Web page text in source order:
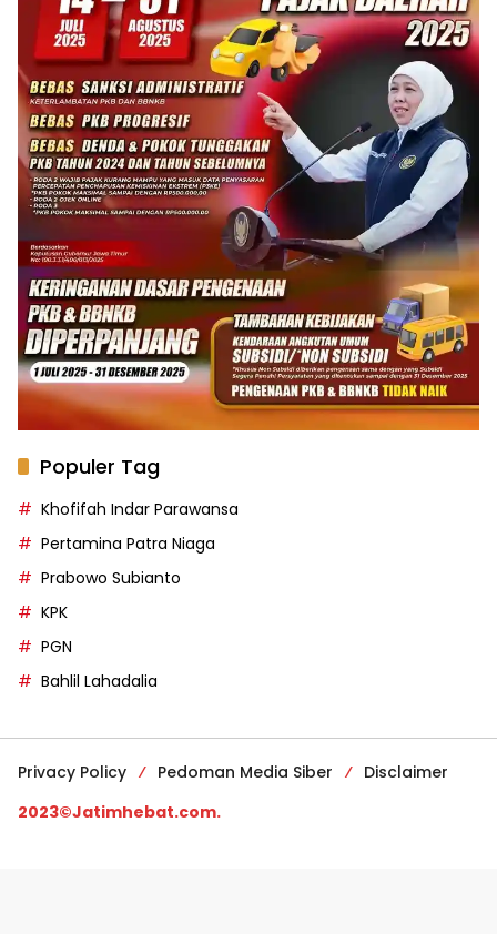
Populer Tag
Khofifah Indar Parawansa
Pertamina Patra Niaga
Prabowo Subianto
KPK
PGN
Bahlil Lahadalia
Privacy Policy Pedoman Media Siber
Disclaimer
2023©Jatimhebat.com.